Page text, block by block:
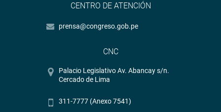
CENTRO DE ATENCIÓN
prensa@congreso.gob.pe
CNC
Palacio Legislativo Av. Abancay s/n.
Cercado de Lima
311-7777 (Anexo 7541)